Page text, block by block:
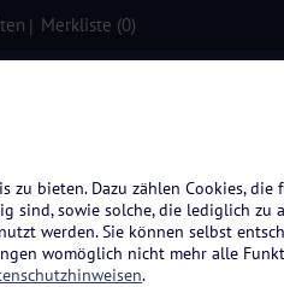
Merkliste (0)
bieten. Dazu zählen Cookies,
sind, sowie solche, die lediglich zu
werden. Sie können selbst
womöglich nicht mehr alle
.